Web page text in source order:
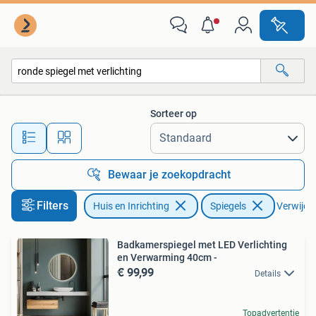
Alle afstanden…
Sorteer op
Bewaar je zoekopdracht
Filters Huis en Inrichting Spiegels
Badkamerspiegel met LED Verlichting
en Verwarming 40cm -
€ 99,99 Details
Topadvertentie